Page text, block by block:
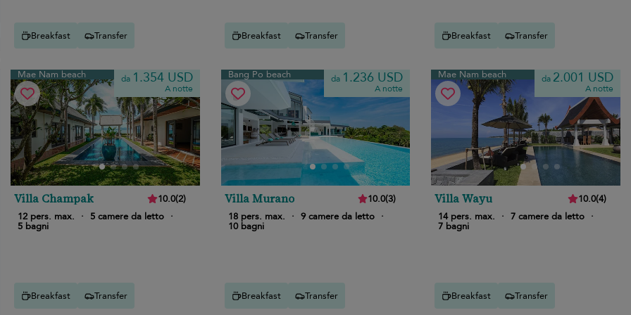
Breakfast Transfer Breakfast Transfer Breakfast Transfer
Mae Nam beach da 1.354 USD
A notte
Villa Champak 10.0(2)
12 pers. max.
· 5 camere da letto ·
5 bagni
Breakfast Transfer
Bang Po beach da 1.236 USD
A notte
Villa Murano 10.0(3)
18 pers. max.
· 9 camere da letto ·
10 bagni
Breakfast Transfer
Mae Nam beach da 2.001 USD
A notte
Villa Wayu 10.0(4)
14 pers. max.
· 7 camere da letto ·
7 bagni
Breakfast Transfer